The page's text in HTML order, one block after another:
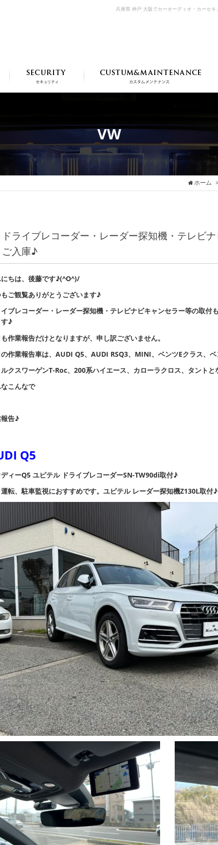
兵庫県 神戸 大阪でカーオーディオ・カーセ
VW
ホーム
ドライブレコーダー・レーダー探知機・テレビ
ご入庫♪
ちは、後藤です♪(^O^)/
ご観覧ありがとうございます♪
ブレコーダー・レーダー探知機・テレビナビキャンセラー等の取付
♪
作業報告だけとなりますが、申し訳ございません。
作業報告車は、AUDI Q5、AUDI RSQ3、MINI、ベンツEクラス、
クスワーゲンT-Roc、200系ハイエース、カローラクロス、タントと
こんなで
告♪
Q5
ィーQ5 ユピテル ドライブレコーダーSN-TW90di取付♪
転、駐車監視におすすめです。ユピテル レーダー探知機Z130L取付♪